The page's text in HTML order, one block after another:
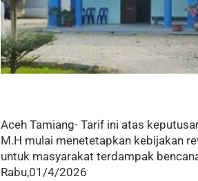
Aceh Tamiang- Tarif ini atas
M.H mulai menetetapkan kebijakan
untuk masyarakat terdampak
Rabu,01/4/2026